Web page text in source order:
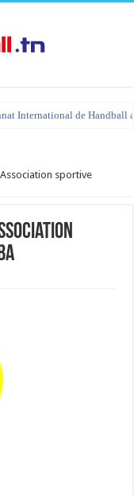
International de Handball
sportive